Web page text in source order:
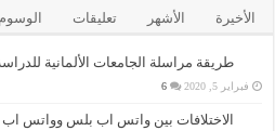
الأخيرة الأشهر تعليقات الوسوم
طريقة مراسلة الجامعات الألمانية
فبراير 5, 2020 6
الاختلافات بين واتس اب بلس وواتس اب